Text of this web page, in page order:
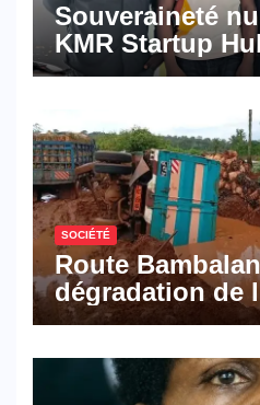
Souveraineté
KMR Startup
Pyramid
numériques
Cameroon
SOCIÉTÉ
Route
dégradation de
les activités